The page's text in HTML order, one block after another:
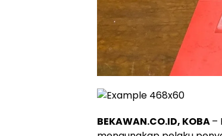
BEKAWAN.CO.ID, KOBA–